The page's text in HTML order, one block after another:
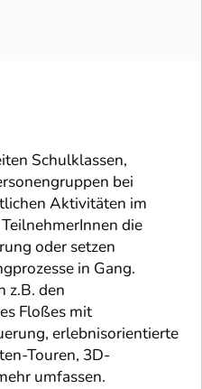
Schulklassen,
bei
Aktivitäten im
die
oder setzen
in Gang.
z.B. den
Floßes mit
erlebnisorientierte
Touren, 3D-
umfassen.